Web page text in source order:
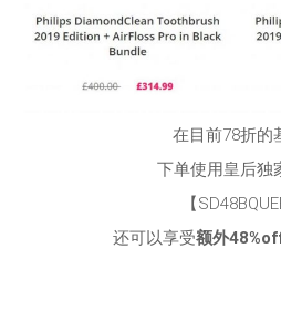
在目前78折的
下单使用皇后独
【
还可以享受额外